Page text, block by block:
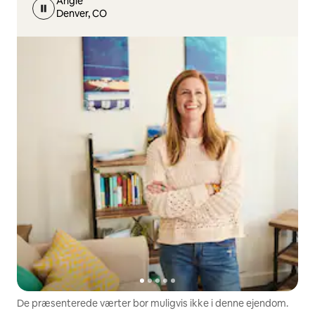
Denver, CO
De præsenterede værter bor muligvis ikke i denne ejendom.